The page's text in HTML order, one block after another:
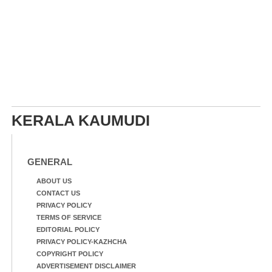
KERALA KAUMUDI
GENERAL
ABOUT US
CONTACT US
PRIVACY POLICY
TERMS OF SERVICE
EDITORIAL POLICY
PRIVACY POLICY-KAZHCHA
COPYRIGHT POLICY
ADVERTISEMENT DISCLAIMER